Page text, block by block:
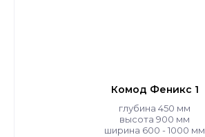
Комод Феникс 1
глубина 450 мм
высота 900 мм
ширина 600 - 1000 мм